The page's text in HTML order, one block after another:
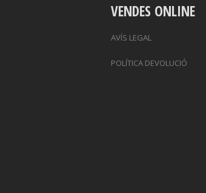
VENDES ONLINE
AVÍS LEGAL
POLÍTICA DEVOLUCIÓ